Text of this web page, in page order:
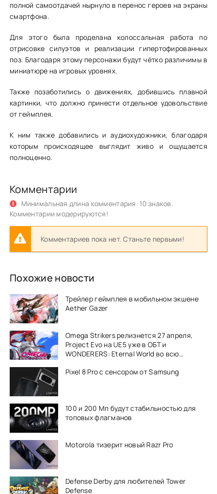
полной самоотдачей нырнуло в перенос героев на экраны
смартфона.
Для этого была проделана колоссальная работа по
отрисовке силуэтов и реализации гипертофированных
поз. Благодаря этому персонажи будут чётко различимы в
миниатюре на игровых уровнях.
Также позаботились о движениях, добившись плавной
картинки, что должно принести отдельное удовольствие
от геймплея.
К ним также добавились и аудиохудожники, благодаря
которым происходящее выглядит живо и ощущается
полноценно.
Комментарии
Минимальная длина комментария: 10 знаков.
Комментарии модерируются!
Комментариев пока нет. Станьте первыми!
Похожие новости
Трейлер геймплея в мобильном экшене
Aether Gazer
Omega Strikers релизнется 27 апреля,
Project Evo на UE5 уже в ОБТ и
WONDERERS: Eternal World во всю
Pixel 8 Pro с сенсором от Samsung
100 и 200 Мп будут стабильностью для
топовых флагманов
Motorola тизерит новый Razr Pro
Defense Derby для любителей Tower
Defense